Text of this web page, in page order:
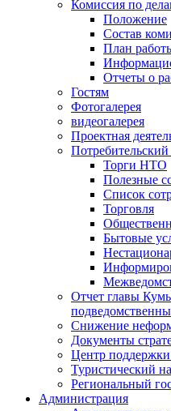
Комиссия по
Положение
Состав
План
Отчеты о
Гостям
Фотогалерея
видеогалерея
Проектная
Торги НТО
Полезные
Список
Торговля
Бытовые
Отчет главы
Снижение
Документы
Центр
Туристический
Региональный
Администрация